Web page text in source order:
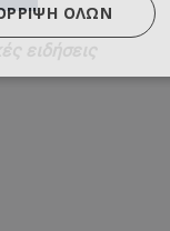
ΌΛΩΝ